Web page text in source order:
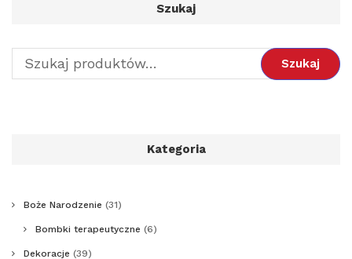
Szukaj
Szukaj
Kategoria
Boże Narodzenie (31)
Bombki terapeutyczne (6)
Dekoracje (39)